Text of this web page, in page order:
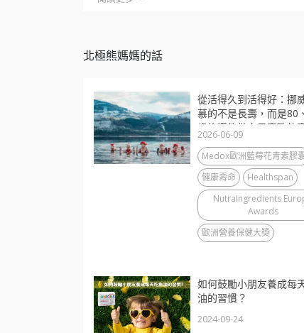
北極熊媽媽的話
從活得久到活得好：挪
慕的不是長壽，而是80
歲後還能做自己喜歡的
2026-06-09
Medox歐洲藍莓花青素膠
健康壽命
Healthspan
NutraIngredients
Awards
歐洲營養保健大奬
如何鼓勵小朋友養成每
油的習慣？
2024-09-24